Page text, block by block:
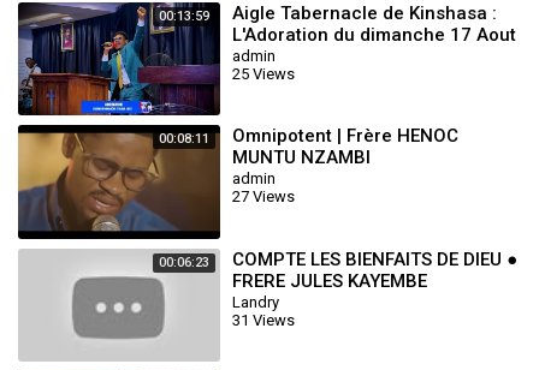
00:13:59
Aigle Tabernacle de Kinshasa :
L'Adoration du dimanche 17 Aout
2025 avec le Frère Henoc Muntu
N
admin
25 Views
00:08:11
Omnipotent | Frère HENOC
MUNTU NZAMBI
admin
27 Views
00:06:23
COMPTE LES BIENFAITS DE DIEU ●
FRERE JULES KAYEMBE
Landry
31 Views